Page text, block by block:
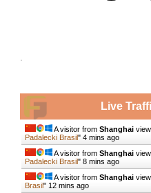
.
Live
A visitor from Shanghai
Padalecki Brasil" 4 mins ago
A visitor from Shanghai
Padalecki Brasil" 8 mins ago
A visitor from Shanghai
Brasil" 12 mins ago